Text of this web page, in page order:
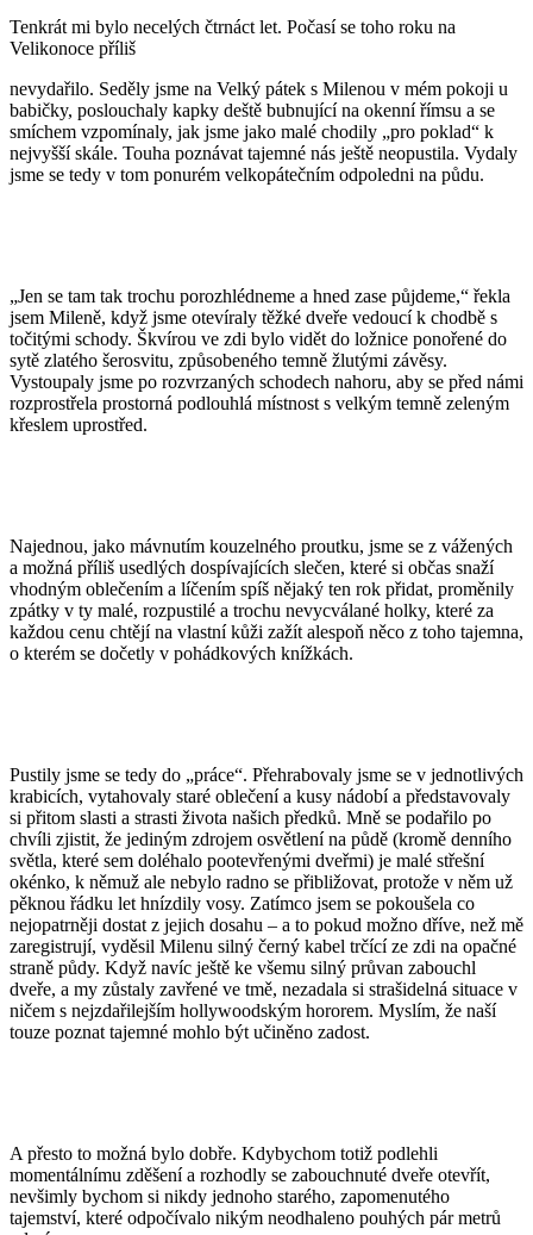
Tenkrát mi bylo necelých čtrnáct let. Počasí se toho roku na
Velikonoce příliš
nevydařilo. Seděly jsme na Velký pátek s Milenou v mém pokoji u
babičky, poslouchaly kapky deště bubnující na okenní římsu a se
smíchem vzpomínaly, jak jsme jako malé chodily „pro poklad“ k
nejvyšší skále. Touha poznávat tajemné nás ještě neopustila. Vydaly
jsme se tedy v tom ponurém velkopátečním odpoledni na půdu.
„Jen se tam tak trochu porozhlédneme a hned zase půjdeme,“ řekla
jsem Mileně, když jsme otevíraly těžké dveře vedoucí k chodbě s
točitými schody. Škvírou ve zdi bylo vidět do ložnice ponořené do
sytě zlatého šerosvitu, způsobeného temně žlutými závěsy.
Vystoupaly jsme po rozvrzaných schodech nahoru, aby se před námi
rozprostřela prostorná podlouhlá místnost s velkým temně zeleným
křeslem uprostřed.
Najednou, jako mávnutím kouzelného proutku, jsme se z vážených
a možná příliš usedlých dospívajících slečen, které si občas snaží
vhodným oblečením a líčením spíš nějaký ten rok přidat, proměnily
zpátky v ty malé, rozpustilé a trochu nevycválané holky, které za
každou cenu chtějí na vlastní kůži zažít alespoň něco z toho tajemna,
o kterém se dočetly v pohádkových knížkách.
Pustily jsme se tedy do „práce“. Přehrabovaly jsme se v jednotlivých
krabicích, vytahovaly staré oblečení a kusy nádobí a představovaly
si přitom slasti a strasti života našich předků. Mně se podařilo po
chvíli zjistit, že jediným zdrojem osvětlení na půdě (kromě denního
světla, které sem doléhalo pootevřenými dveřmi) je malé střešní
okénko, k němuž ale nebylo radno se přibližovat, protože v něm už
pěknou řádku let hnízdily vosy. Zatímco jsem se pokoušela co
nejopatrněji dostat z jejich dosahu – a to pokud možno dříve, než mě
zaregistrují, vyděsil Milenu silný černý kabel trčící ze zdi na opačné
straně půdy. Když navíc ještě ke všemu silný průvan zabouchl
dveře, a my zůstaly zavřené ve tmě, nezadala si strašidelná situace v
ničem s nejzdařilejším hollywoodským hororem. Myslím, že naší
touze poznat tajemné mohlo být učiněno zadost.
A přesto to možná bylo dobře. Kdybychom totiž podlehli
momentálnímu zděšení a rozhodly se zabouchnuté dveře otevřít,
nevšimly bychom si nikdy jednoho starého, zapomenutého
tajemství, které odpočívalo nikým neodhaleno pouhých pár metrů